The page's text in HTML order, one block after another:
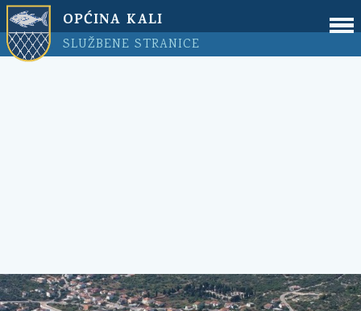
OPĆINA KALI
SLUŽBENE STRANICE